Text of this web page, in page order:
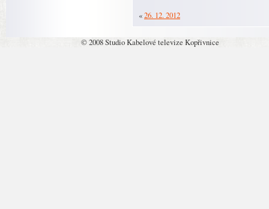
«26. 12. 2012
© 2008 Studio Kabelové televize Kopřivnice